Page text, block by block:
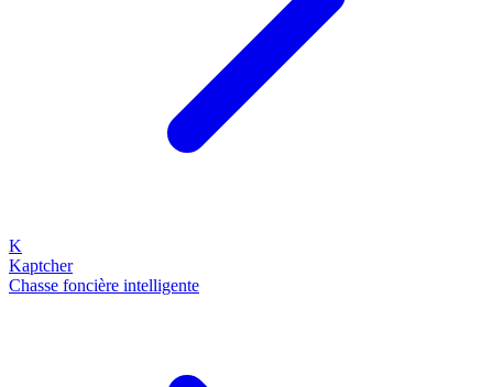
K
Kaptcher
Chasse foncière intelligente